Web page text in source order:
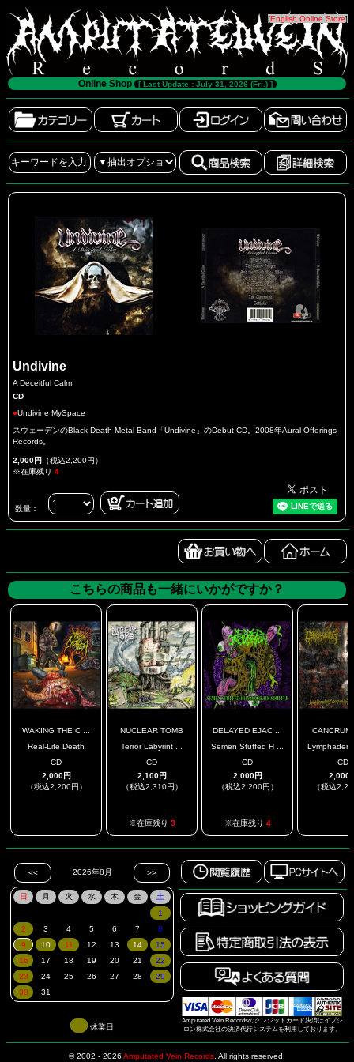
[English Online Store]
Online Shop [ Last Update : July 31, 2026 (Fri.) ]
Undivine
A Deceitful Calm
CD
●Undivine MySpace
スウェーデンのBlack Death Metal Band「Undivine」のDebut CD。2008年Aural Offerings
Records。
2,000円 （税込2,200円）
※在庫残り 4
数量：
こちらの商品も一緒にいかがですか？
WAKING THE C ...
Real-Life Death
CD
2,000円
（税込2,200円）
NUCLEAR TOMB
Terror Labyrint ...
CD
2,100円
（税込2,310円）
※在庫残り 3
DELAYED EJAC ...
Semen Stuffed H ...
CD
2,000円
（税込2,200円）
※在庫残り 4
CANCRUM
CD
2,000
（税込
Amputated Vein Recordsのクレジットカード決済はイプシ
ロン株式会社の決済代行システムを利用しております。
休業日
© 2002 - 2026 Amputated Vein Records All rights reserved.